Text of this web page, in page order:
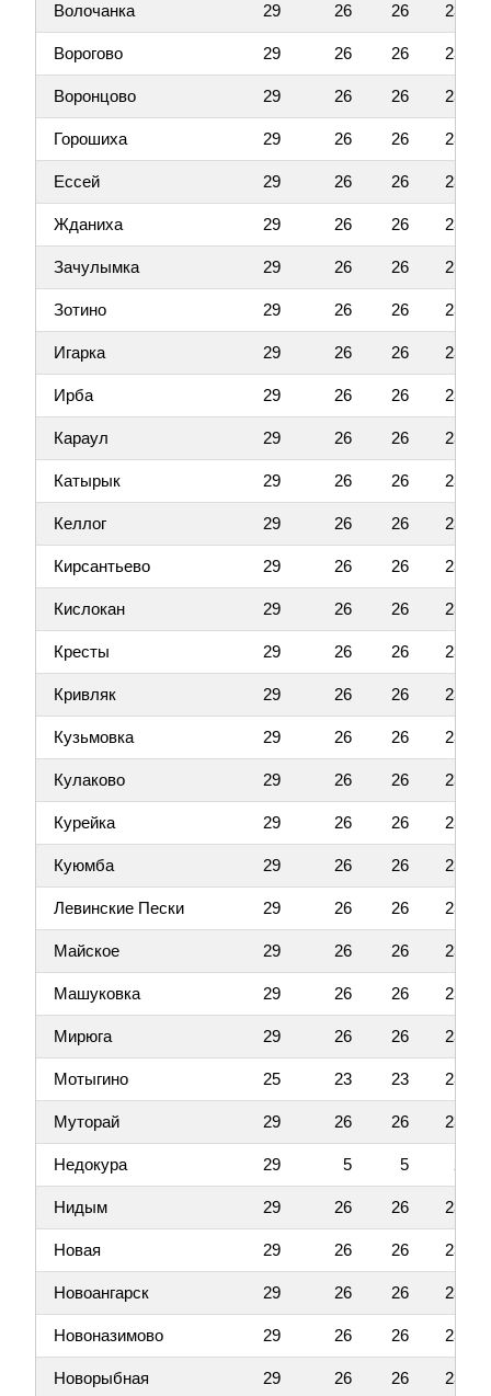
Волочанка 29 26 26 23
Ворогово 29 26 26 23
Воронцово 29 26 26 23
Горошиха 29 26 26 23
Ессей 29 26 26 23
Жданиха 29 26 26 23
Зачулымка 29 26 26 23
Зотино 29 26 26 23
Игарка 29 26 26 23
Ирба 29 26 26 23
Караул 29 26 26 23
Катырык 29 26 26 23
Келлог 29 26 26 23
Кирсантьево 29 26 26 23
Кислокан 29 26 26 23
Кресты 29 26 26 23
Кривляк 29 26 26 23
Кузьмовка 29 26 26 23
Кулаково 29 26 26 23
Курейка 29 26 26 23
Куюмба 29 26 26 23
Левинские Пески 29 26 26 23
Майское 29 26 26 23
Машуковка 29 26 26 23
Мирюга 29 26 26 23
Мотыгино 25 23 23 23
Муторай 29 26 26 23
Недокура 29 5 5
Нидым 29 26 26 23
Новая 29 26 26 23
Новоангарск 29 26 26 23
Новоназимово 29 26 26 23
Новорыбная 29 26 26 23